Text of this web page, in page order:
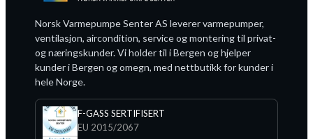
Norsk Varmepumpe Senter AS leverer varmepumper,
ventilasjon, aircondition, service og montering til privat-
og næringskunder. Vi holder til i Bergen og hjelper
kunder i Bergen og omegn, med nettbutikk for kunder i
hele Norge.
F-GASS SERTIFISERT
EU 2015/2067